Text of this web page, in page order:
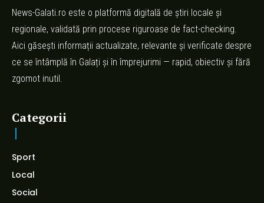
News-Galati.ro este o platformă digitală de știri locale și
regionale, validată prin procese riguroase de fact-checking.
Aici găsești informații actualizate, relevante și verificate despre
ce se întâmplă în Galați și în împrejurimi — rapid, obiectiv și fără
zgomot inutil.
Categorii
Sport
Local
Social